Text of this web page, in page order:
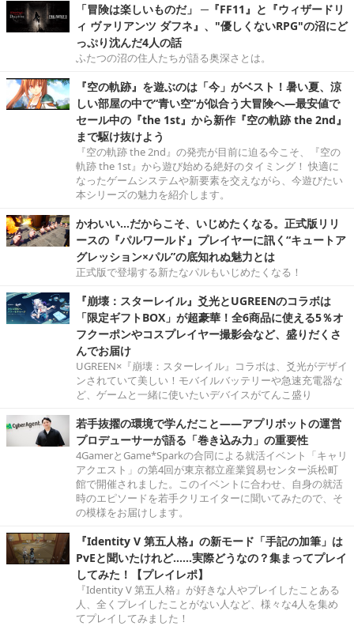
「冒険は楽しいものだ」 ─『FF11』と『ウィザードリ
ィ ヴァリアンツ ダフネ』、"優しくないRPG"の沼にど
っぷり沈んだ4人の話
ふたつの沼の住人たちが語る奥深さとは。
『空の軌跡』を遊ぶのは「今」がベスト！暑い夏、涼
しい部屋の中で“青い空”が似合う大冒険へ―最安値で
セール中の『the 1st』から新作『空の軌跡 the 2nd』
まで駆け抜けよう
『空の軌跡 the 2nd』の発売が目前に迫る今こそ、『空の
軌跡 the 1st』から遊び始める絶好のタイミング！ 快適に
なったゲームシステムや新要素を交えながら、今遊びたい
本シリーズの魅力を紹介します。
かわいい…だからこそ、いじめたくなる。正式版リリ
ースの『パルワールド』プレイヤーに訊く“キュートア
グレッション×パル”の底知れぬ魅力とは
正式版で登場する新たなパルもいじめたくなる！
『崩壊：スターレイル』爻光とUGREENのコラボは
「限定ギフトBOX」が超豪華！全6商品に使える5％オ
フクーポンやコスプレイヤー撮影会など、盛りだくさ
んでお届け
UGREEN×『崩壊：スターレイル』コラボは、爻光がデザイ
ンされていて美しい！モバイルバッテリーや急速充電器な
ど、ゲームと一緒に使いたいデバイスがてんこ盛り
若手抜擢の環境で学んだこと――アプリボットの運営
プロデューサーが語る「巻き込み力」の重要性
4GamerとGame*Sparkの合同による就活イベント「キャリ
アクエスト」の第4回が東京都立産業貿易センター浜松町
館で開催されました。このイベントに合わせ、自身の就活
時のエピソードを若手クリエイターに聞いてみたので、そ
の模様をお届けします。
『Identity V 第五人格』の新モード「手記の加筆」は
PvEと聞いたけれど……実際どうなの？集まってプレイ
してみた！【プレイレポ】
『Identity V 第五人格』が好きな人やプレイしたことある
人、全くプレイしたことがない人など、様々な4人を集め
てプレイしてみました！